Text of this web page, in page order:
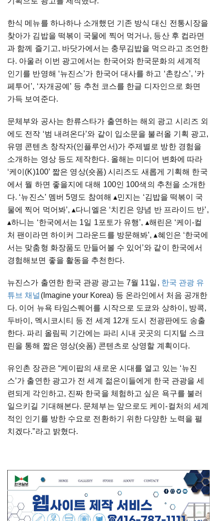
한식 메뉴를 하나하나 소개했던 기존 방식 대신 전통시장을
찾아가 김밥을 떡볶이 국물에 찍어 먹거나, 등산 후 컵라면
과 함께 즐기고, 바닷가에서는 충무김밥을 먹으라고 조언한
다. 아울러 이번 광고에서는 한국어와 한국문화의 세계적
인기를 반영해 ‘뉴진스’가 한국어 대사를 하고 ‘촌캉스’, ‘카
페투어’, ‘자개공예’ 등 추천 코스를 한글 디자인으로 화면
가득 보여준다.
문체부와 공사는 한류스타가 출연하는 해외 광고 시리즈 외
에도 전작 ‘범 내려온다’와 같이 입소문을 불러올 기획 광고,
유명 콘텐츠 창작자(인플루언서)가 주제별로 방한 경험을
소개하는 영상 등도 제작한다. 올해는 미디어 변화에 따라
‘케이(K)100’ 짧은 영상(숏폼) 시리즈도 새롭게 기획해 한국
에서 뭘 하면 좋을지에 대해 100인 100색의 추천을 소개한
다. ‘뉴진스’ 멤버 5명도 참여해 ▴민지는 ‘김밥을 떡볶이 국
물에 찍어 먹어봐’, ▴다니엘은 ‘치킨은 양념 반 프라이드 반’,
▴하니는 ‘한국에서는 1일 1포토가 유행’, ▴해린은 ‘케이-컬
처 팬이라면 하이커 그라운드를 방문해봐’, ▴혜인은 ‘한국에
서는 맞춤형 화장품도 만들어볼 수 있어’와 같이 한국에서
경험해보면 좋을 활동을 추천한다.
뉴진스가 출연한 한국 관광 광고는 7월 11일, 한국 관광 유
튜브 채널 (Imagine your Korea) 등 온라인에서 처음 공개한
다. 이어 뉴욕 타임스퀘어를 시작으로 도쿄와 상하이, 방콕,
두바이, 멕시코시티 등 전 세계 12개 도시 전광판에도 송출
한다. 파리 올림픽 기간에는 파리 시내 곳곳의 디지털 스크
린을 통해 짧은 영상(숏폼) 콘텐츠로 상영할 계획이다.
유인촌 장관은 “케이팝의 새로운 시대를 열고 있는 ‘뉴진
스’가 출연한 광고가 전 세계 젊은이들에게 한국 관광을 세
련되게 각인하고, 진짜 한국을 체험하고 싶은 욕구를 불러
일으키길 기대해본다. 문체부는 앞으로도 케이-컬처의 세계
적인 인기를 방한 수요로 전환하기 위한 다양한 노력을 펼
치겠다.”라고 밝혔다.